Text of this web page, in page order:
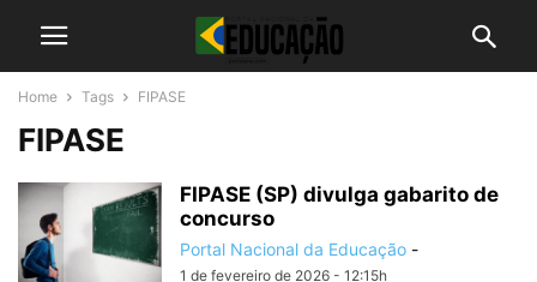
Home Tags FIPASE
FIPASE
FIPASE (SP) divulga gabarito de
concurso
Portal Nacional da Educação -
1 de fevereiro de 2026 - 12:15h